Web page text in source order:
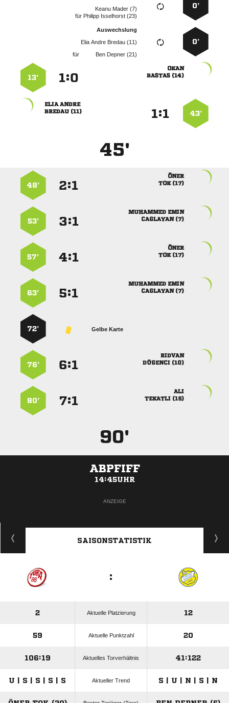
0’
  
für   
0’
Auswechslung
   
für
  

 
:
13’
43’
:
 
 
45'

 
:
48’
 
 
:
53’

 
:
57’
 
 
:
63’
Gelbe Karte
72’

 
:
76’

 
:
80’
90'
ABPFIFF
14:45UHR
ANZEIGE
SAISONSTATISTIK
:
2 Aktuelle Platzierung 12
59 Aktuelle Punktzahl 20
106:19 Aktuelles Torverhältnis 41:122
U | S | S | S | S Aktueller Trend S | U | N | S | N